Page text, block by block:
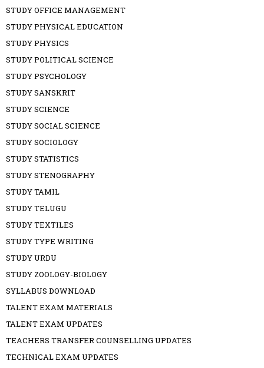
STUDY OFFICE MANAGEMENT
STUDY PHYSICAL EDUCATION
STUDY PHYSICS
STUDY POLITICAL SCIENCE
STUDY PSYCHOLOGY
STUDY SANSKRIT
STUDY SCIENCE
STUDY SOCIAL SCIENCE
STUDY SOCIOLOGY
STUDY STATISTICS
STUDY STENOGRAPHY
STUDY TAMIL
STUDY TELUGU
STUDY TEXTILES
STUDY TYPE WRITING
STUDY URDU
STUDY ZOOLOGY-BIOLOGY
SYLLABUS DOWNLOAD
TALENT EXAM MATERIALS
TALENT EXAM UPDATES
TEACHERS TRANSFER COUNSELLING UPDATES
TECHNICAL EXAM UPDATES